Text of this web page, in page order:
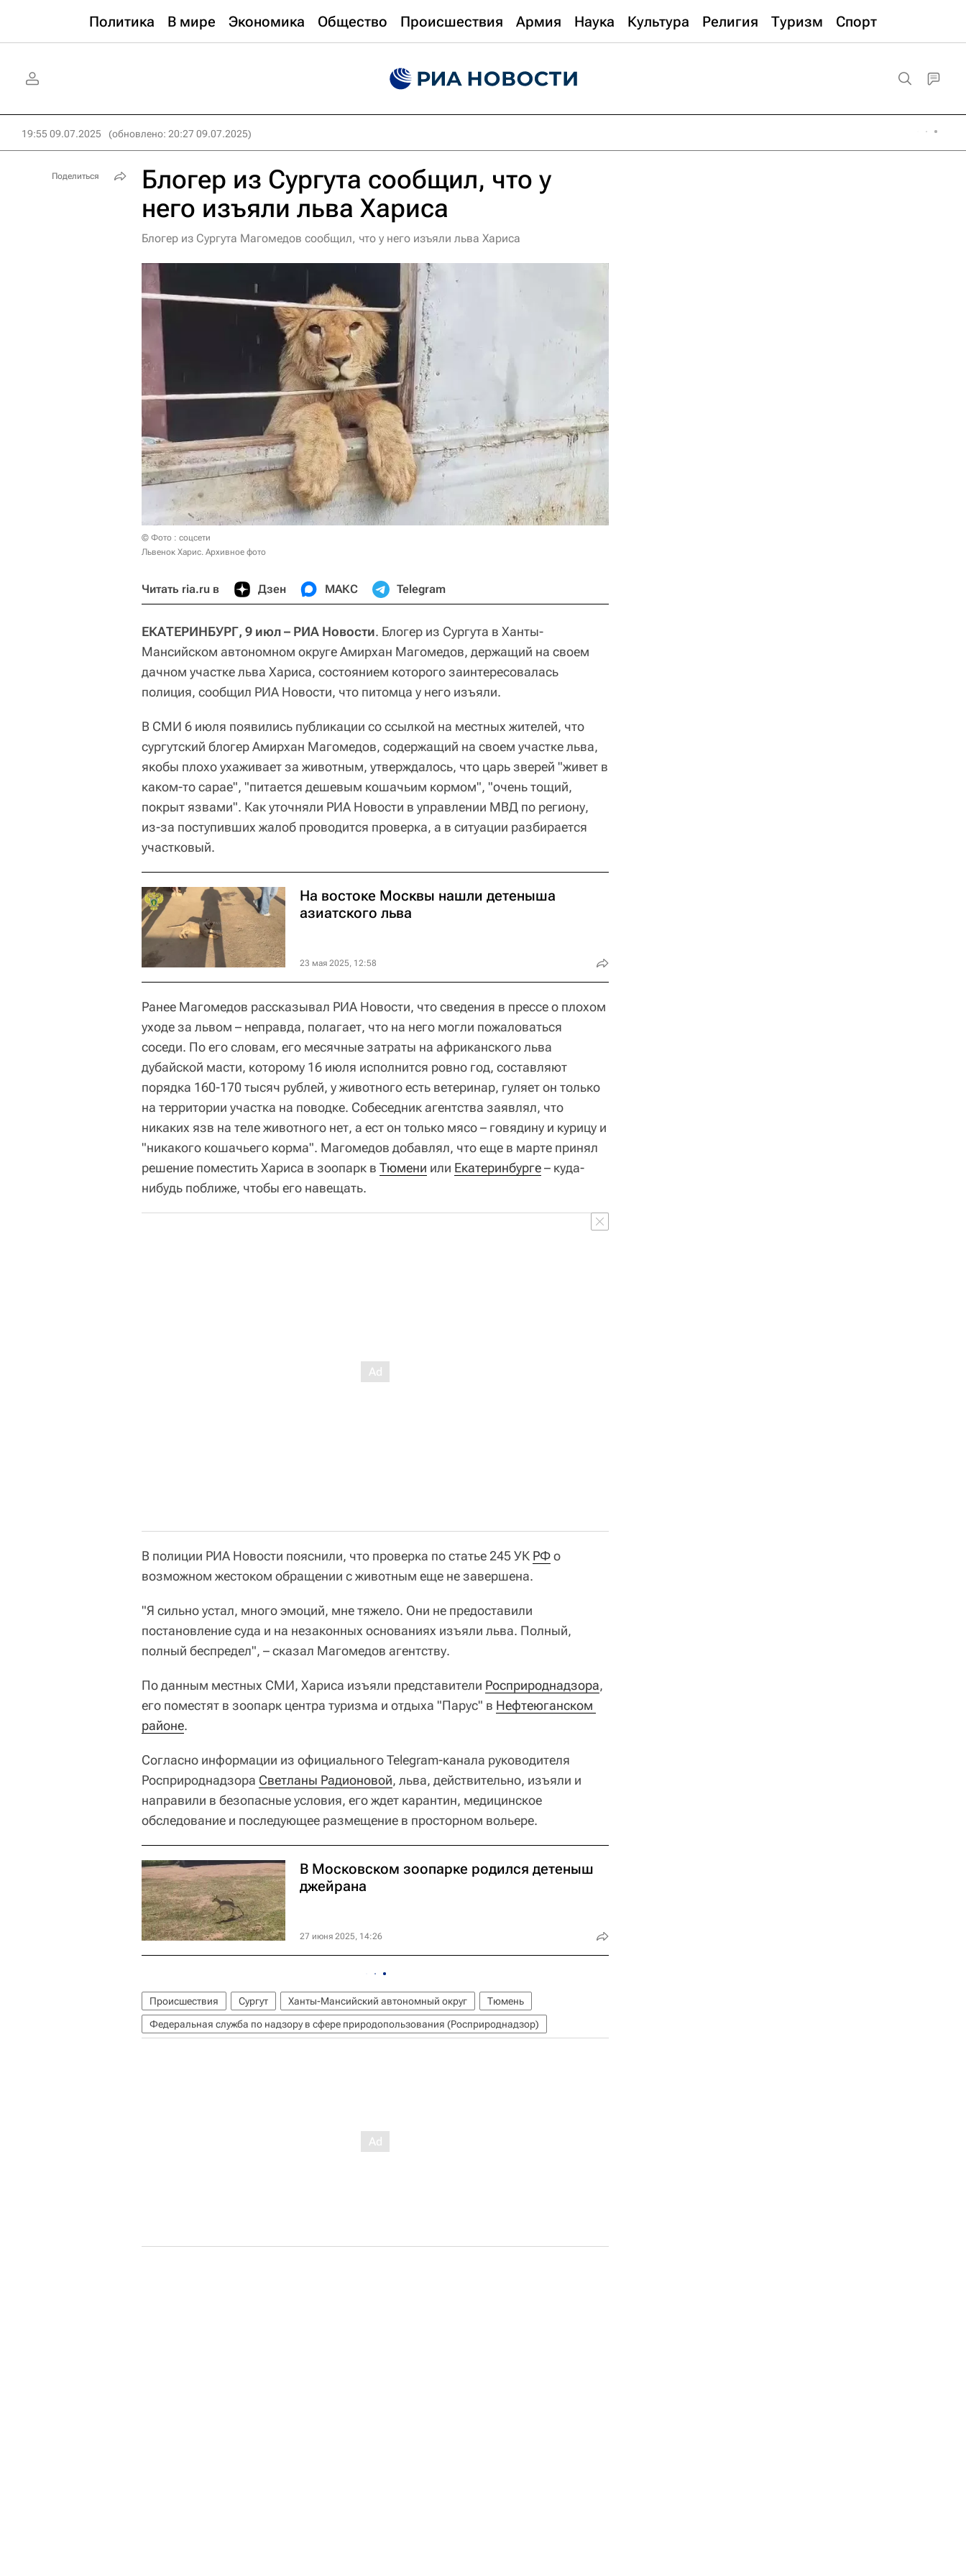
Политика В мире Экономика Общество Происшествия Армия Наука Культура Религия Туризм Спорт
19:55 09.07.2025 (обновлено: 20:27 09.07.2025)
Блогер из Сургута сообщил, что у
него изъяли льва Хариса
Блогер из Сургута Магомедов сообщил, что у него изъяли льва Хариса
© Фото : соцсети
Львенок Харис. Архивное фото
Читать ria.ru в Дзен МАКС Telegram
ЕКАТЕРИНБУРГ, 9 июл – РИА Новости. Блогер из Сургута в Ханты-
Мансийском автономном округе Амирхан Магомедов, держащий на своем
дачном участке льва Хариса, состоянием которого заинтересовалась
полиция, сообщил РИА Новости, что питомца у него изъяли.
В СМИ 6 июля появились публикации со ссылкой на местных жителей, что
сургутский блогер Амирхан Магомедов, содержащий на своем участке льва,
якобы плохо ухаживает за животным, утверждалось, что царь зверей "живет в
каком-то сарае", "питается дешевым кошачьим кормом", "очень тощий,
покрыт язвами". Как уточняли РИА Новости в управлении МВД по региону,
из-за поступивших жалоб проводится проверка, а в ситуации разбирается
участковый.
На востоке Москвы нашли детеныша
азиатского льва
23 мая 2025, 12:58
Ранее Магомедов рассказывал РИА Новости, что сведения в прессе о плохом
уходе за львом – неправда, полагает, что на него могли пожаловаться
соседи. По его словам, его месячные затраты на африканского льва
дубайской масти, которому 16 июля исполнится ровно год, составляют
порядка 160-170 тысяч рублей, у животного есть ветеринар, гуляет он только
на территории участка на поводке. Собеседник агентства заявлял, что
никаких язв на теле животного нет, а ест он только мясо – говядину и курицу и
"никакого кошачьего корма". Магомедов добавлял, что еще в марте принял
решение поместить Хариса в зоопарк в Тюмени или Екатеринбурге– куда-
нибудь поближе, чтобы его навещать.
В полиции РИА Новости пояснили, что проверка по статье 245 УК РФо
возможном жестоком обращении с животным еще не завершена.
"Я сильно устал, много эмоций, мне тяжело. Они не предоставили
постановление суда и на незаконных основаниях изъяли льва. Полный,
полный беспредел", – сказал Магомедов агентству.
По данным местных СМИ, Хариса изъяли представители Росприроднадзора,
его поместят в зоопарк центра туризма и отдыха "Парус" в Нефтеюганском
районе.
Согласно информации из официального Telegram-канала руководителя
Росприроднадзора Светланы Радионовой, льва, действительно, изъяли и
направили в безопасные условия, его ждет карантин, медицинское
обследование и последующее размещение в просторном вольере.
В Московском зоопарке родился детеныш
джейрана
27 июня 2025, 14:26
Происшествия Сургут Ханты-Мансийский автономный округ
Тюмень
Федеральная служба по надзору в сфере природопользования (Росприроднадзор)
Поделиться